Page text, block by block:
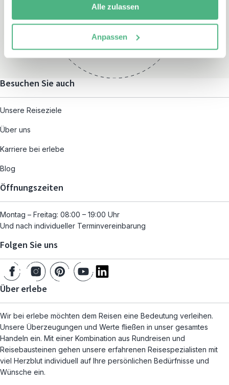
Alle zulassen
Anpassen
Montag – Freitag:
und nach individueller
Terminvereinbarung
Besuchen Sie auch
Unsere Reiseziele
Über uns
Karriere bei erlebe
Blog
Öffnungszeiten
Montag – Freitag: 08:00 – 19:00 Uhr
Und nach individueller Terminvereinbarung
Folgen Sie uns
Über erlebe
Wir bei erlebe möchten dem Reisen eine Bedeutung verleihen.
Unsere Überzeugungen und Werte fließen in unser gesamtes
Handeln ein. Mit einer Kombination aus Rundreisen und
Reisebausteinen gehen unsere erfahrenen Reisespezialisten mit
viel Herzblut individuell auf Ihre persönlichen Bedürfnisse und
Wünsche ein.